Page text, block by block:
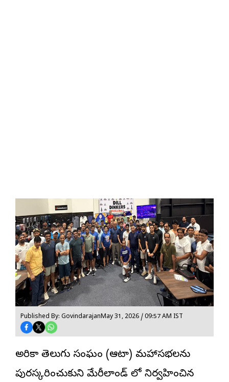
Published By: GovindarajanMay 31, 2026 / 09:57 AM IST
అమెరికా తెలుగు సంఘం (ఆటా) మహాసభలను
పురస్కరించుకుని మేరీలాండ్ లో నిర్వహించిన